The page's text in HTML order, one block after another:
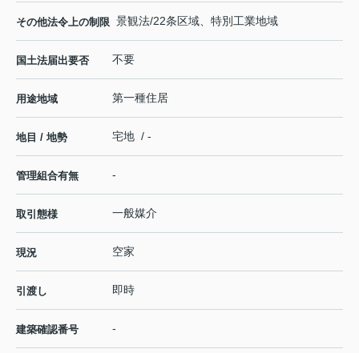
その他法令上の制限 景観法/22条区域、特別工業地域
国土法届出要否 不要
用途地域 第一種住居
地目 / 地勢 宅地 / -
管理組合有無 -
取引態様 一般媒介
現況 空家
引渡し 即時
建築確認番号 -